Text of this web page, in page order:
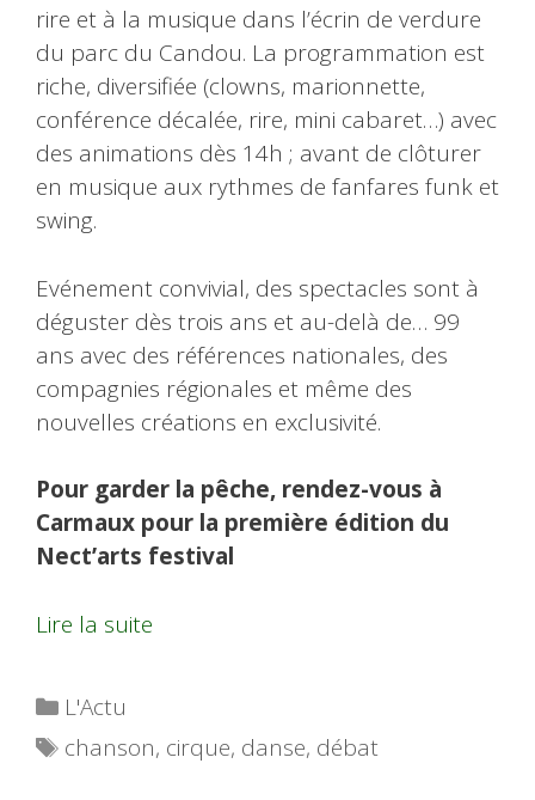
rire et à la musique dans l’écrin de verdure
du parc du Candou. La programmation est
riche, diversifiée (clowns, marionnette,
conférence décalée, rire, mini cabaret…) avec
des animations dès 14h ; avant de clôturer
en musique aux rythmes de fanfares funk et
swing.
Evénement convivial, des spectacles sont à
déguster dès trois ans et au-delà de… 99
ans avec des références nationales, des
compagnies régionales et même des
nouvelles créations en exclusivité.
Pour garder la pêche, rendez-vous à
Carmaux pour la première édition du
Nect’arts festival
Lire la suite
Catégories
L'Actu
Étiquettes
chanson, cirque, danse, débat